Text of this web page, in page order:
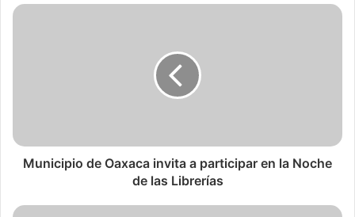
Municipio de Oaxaca invita a participar en la Noche
de las Librerías